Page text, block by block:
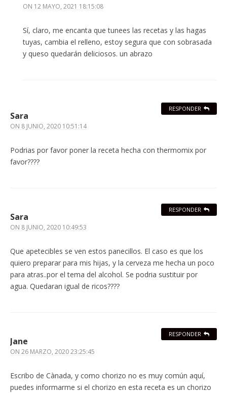
ON 12 MAYO, 2021 18:15:08
Sí, claro, me encanta que tunees las recetas y las hagas
tuyas, cambia el relleno, estoy segura que con sobrasada
y queso quedarán deliciosos. un abrazo
Sara
ON 8 JUNIO, 2020 10:51:14
Podrias por favor poner la receta hecha con thermomix por
favor????
RESPONDER
Sara
ON 8 JUNIO, 2020 10:49:53
Que apetecibles se ven estos panecillos. El caso es que los
quiero preparar para mis hijas, y la cerveza me hecha un poco
para atras..por el tema del alcohol. Se podria sustituir por
agua. Quedaran igual de ricos????
RESPONDER
Jane
ON 26 MARZO, 2020 23:25:45
Escribo de Cànada, y como chorizo no es muy común aquí,
puedes informarme si el chorizo en esta receta es un chorizo
RESPONDER